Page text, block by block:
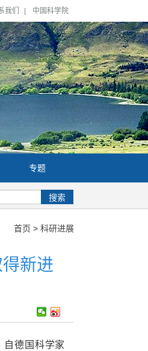
我们 中国科学院
专题
搜索
首页 > 科研进展
新进
自德国科学家